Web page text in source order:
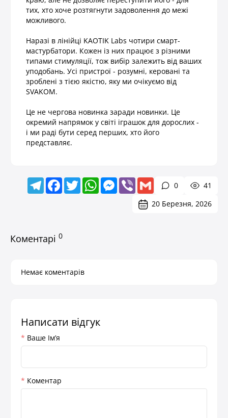
тих, хто хоче розтягнути задоволення до межі
можливого.
Наразі в лінійці KAOTIK Labs чотири смарт-
мастурбатори. Кожен із них працює з різними
типами стимуляції, тож вибір залежить від ваших
уподобань. Усі пристрої - розумні, керовані та
зроблені з тією якістю, яку ми очікуємо від
SVAKOM.
Це не чергова новинка заради новинки. Це
окремий напрямок у світі іграшок для дорослих -
і ми раді бути серед перших, хто його
представляє.
TelegramFacebookTwitterWhatsAppMessenger
Viber Gmail 0
41
20 Березня, 2026
Коментарі 0
Немає коментарів
Написати відгук
Ваше Iм’я
Коментар